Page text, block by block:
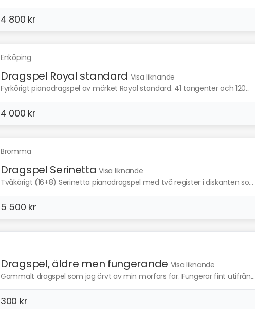
4 800 kr
Enköping
Dragspel Royal standard Visa liknande
Fyrkörigt pianodragspel av märket Royal standard. 41 tangenter och 120...
4 000 kr
Bromma
Dragspel Serinetta Visa liknande
Tvåkörigt (16+8) Serinetta pianodragspel med två register i diskanten so...
5 500 kr
Dragspel, äldre men fungerande Visa liknande
Gammalt dragspel som jag ärvt av min morfars far. Fungerar fint utifrån...
300 kr